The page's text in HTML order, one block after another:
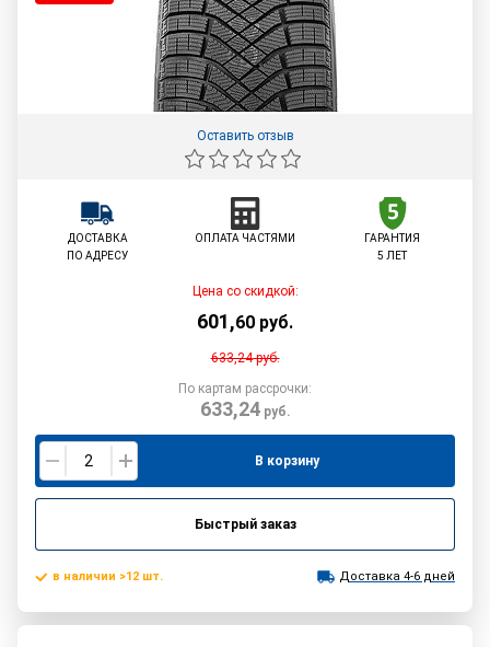
Оставить отзыв
ДОСТАВКА
ПО АДРЕСУ
ОПЛАТА ЧАСТЯМИ
ГАРАНТИЯ
5 ЛЕТ
Цена со скидкой:
601,60 руб.
633,24руб.
По картам рассрочки:
633,24руб.
В корзину
Быстрый заказ
в наличии >12 шт. Доставка 4-6 дней